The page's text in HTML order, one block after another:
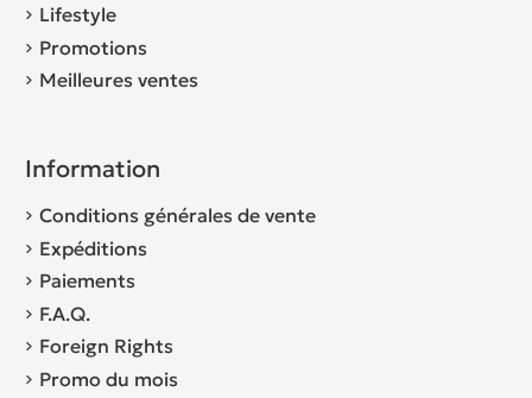
Lifestyle
Promotions
Meilleures ventes
Information
Conditions générales de vente
Expéditions
Paiements
F.A.Q.
Foreign Rights
Promo du mois